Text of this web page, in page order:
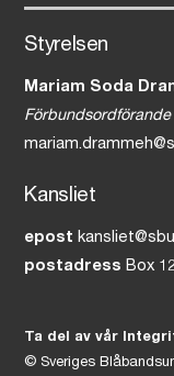
Styrelsen
Mariam Soda
Förbundsordförande
Kansliet
epost
postadress Box
Ta del av vår
©Sveriges